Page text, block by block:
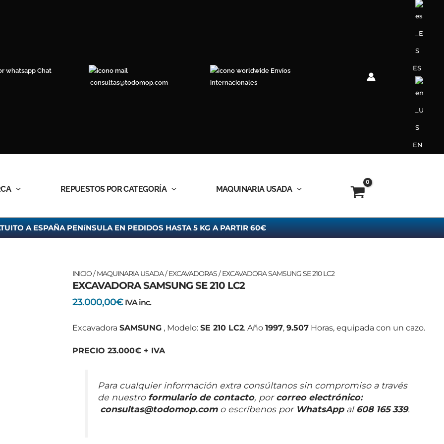
Chat
consultas@todomop.com
Envíos
internacionales
ES
EN
REPUESTOS POR CATEGORÍA MAQUINARIA USADA
A ESPAÑA PENíNSULA EN PEDIDOS HASTA 5 KG A PARTIR 60€
INICIO/MAQUINARIA USADA/EXCAVADORAS/ EXCAVADORA SAMSUNG SE 210 LC2
EXCAVADORA SAMSUNG SE 210 LC2
23.000,00€ IVA inc.
Excavadora SAMSUNG, Modelo: SE 210 LC2. Año 1997, 9.507Horas, equipada con un cazo.
PRECIO 23.000€ + IVA
Para cualquier información extra consúltanos sin compromiso a través
de nuestro formulario de contacto, porcorreo electrónico:
consultas@todomop.como escríbenos por WhatsAppal 608 165 339.